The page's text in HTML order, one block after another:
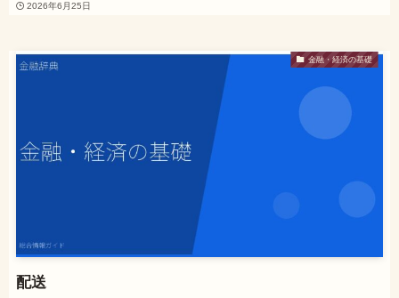
2026年6月25日
金融・経済の基礎
配送